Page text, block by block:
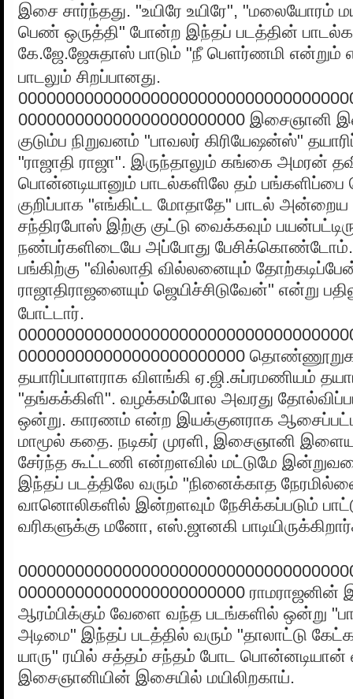
இசை சார்ந்தது. "உயிரே உயிரே", "மலையோரம்
பெண் ஒருத்தி" போன்ற இந்தப் படத்தின்
கே.ஜே.ஜேசுதாஸ் பாடும் "நீ பெளர்ணமி என்றும்
பாடலும் சிறப்பானது.
000000000000000000000000 இசைஞானி
குடும்ப நிறுவனம் "பாவலர் கிரியேஷன்ஸ்"
"ராஜாதி ராஜா". இருந்தாலும் கங்கை அமரன்
பொன்னடியானும் பாடல்களிலே தம் பங்களிப்பை
குறிப்பாக "எங்கிட்ட மோதாதே" பாடல் அன்றைய
சந்திரபோஸ் இற்கு குட்டு வைக்கவும்
நண்பர்களிடையே அப்போது
பங்கிற்கு "வில்லாதி வில்லனையும்
ராஜாதிராஜனையும் ஜெயிச்சிடுவேன்" என்று
போட்டார்.
000000000000000000000000
தயாரிப்பாளராக விளங்கி ஏ.ஜி.சுப்ரமணியம்
"தங்கக்கிளி". வழக்கம்போல அவரது
ஒன்று. காரணம் என்ற இயக்குனராக
மாமூல் கதை. நடிகர் முரளி, இசைஞானி
சேர்ந்த கூட்டணி என்றளவில் மட்டுமே
இந்தப் படத்திலே வரும் "நினைக்காத
வானொலிகளில் இன்றளவும் நேசிக்கப்படும்
வரிகளுக்கு மனோ, எஸ்.ஜானகி
000000000000000000000000 ராமராஜனின்
ஆரம்பிக்கும் வேளை வந்த படங்களில் ஒன்று
அடிமை" இந்தப் படத்தில் வரும் "தாலாட்டு
யாரு" ரயில் சத்தம் சந்தம் போட பொன்னடியான்
இசைஞானியின் இசையில் மயிலிறகாய்.